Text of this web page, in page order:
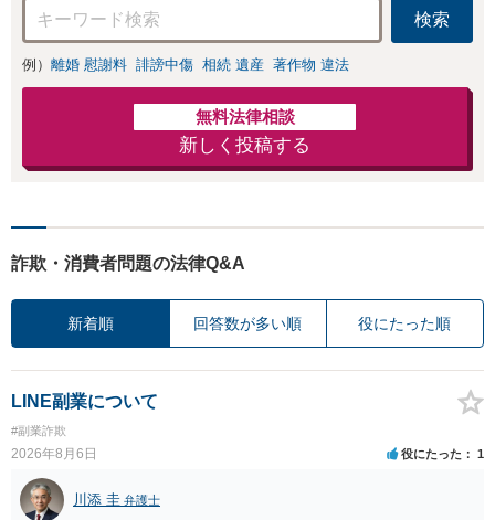
検索
例） 離婚 慰謝料 誹謗中傷 相続 遺産 著作物 違法
無料法律相談
新しく投稿する
詐欺・消費者問題の法律Q&A
新着順 回答数が多い順 役にたった順
LINE副業について
#副業詐欺
2026年8月6日 役にたった 1
川添 圭 弁護士